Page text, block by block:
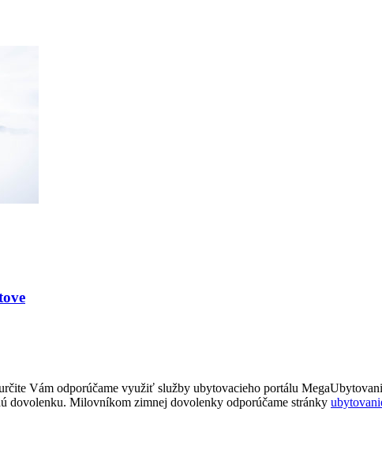
Vám odporúčame využiť služby ubytovacieho portálu
dovolenku. Milovníkom zimnej dovolenky odporúčame stránky